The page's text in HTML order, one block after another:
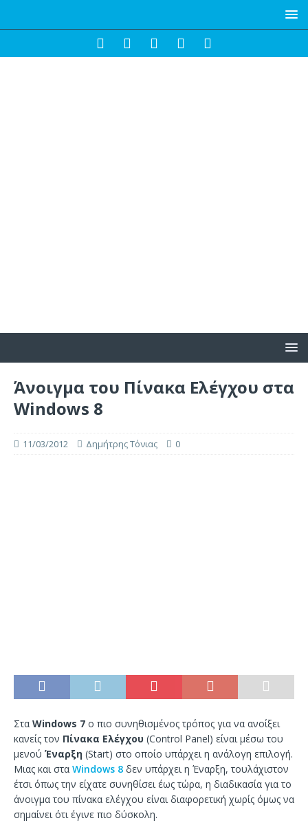
Άνοιγμα του Πίνακα Ελέγχου στα
Windows 8
11/03/2012 Δημήτρης Τόνιας 0
Στα Windows 7 ο πιο συνηθισμένος τρόπος για να ανοίξει
κανείς τον Πίνακα Ελέγχου (Control Panel) είναι μέσω του
μενού Έναρξη (Start) στο οποίο υπάρχει η ανάλογη επιλογή.
Μιας και στα Windows 8 δεν υπάρχει η Έναρξη, τουλάχιστον
έτσι όπως την είχατε συνηθίσει έως τώρα, η διαδικασία για το
άνοιγμα του πίνακα ελέγχου είναι διαφορετική χωρίς όμως να
σημαίνει ότι έγινε πιο δύσκολη.